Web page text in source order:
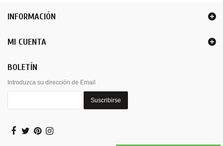
INFORMACIÓN
MI CUENTA
BOLETÍN
Introduzca su dirección de Email
Suscribirse